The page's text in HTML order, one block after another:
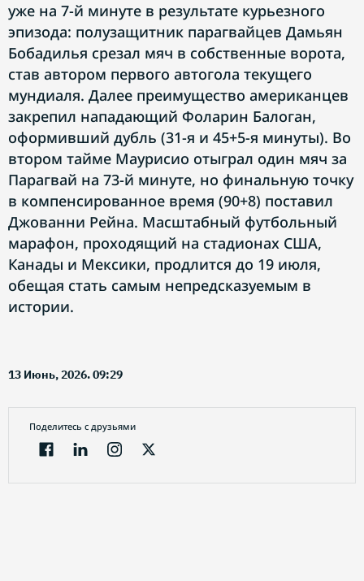
уже на 7-й минуте в результате курьезного
эпизода: полузащитник парагвайцев Дамьян
Бобадилья срезал мяч в собственные ворота,
став автором первого автогола текущего
мундиаля. Далее преимущество американцев
закрепил нападающий Фоларин Балоган,
оформивший дубль (31-я и 45+5-я минуты). Во
втором тайме Маурисио отыграл один мяч за
Парагвай на 73-й минуте, но финальную точку
в компенсированное время (90+8) поставил
Джованни Рейна. Масштабный футбольный
марафон, проходящий на стадионах США,
Канады и Мексики, продлится до 19 июля,
обещая стать самым непредсказуемым в
истории.
13 Июнь, 2026. 09:29
Поделитесь с друзьями